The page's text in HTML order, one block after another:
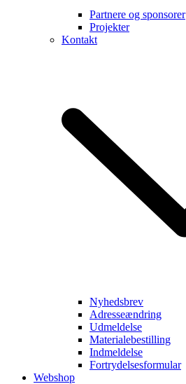
Partnere og sponsorer
Projekter
Kontakt
Nyhedsbrev
Adresseændring
Udmeldelse
Materialebestilling
Indmeldelse
Fortrydelsesformular
Webshop